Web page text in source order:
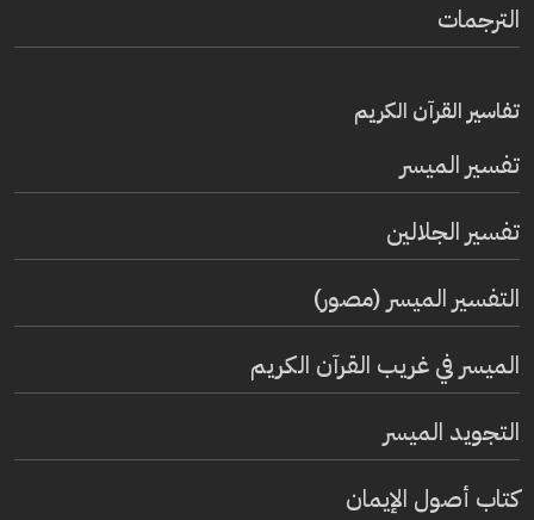
الترجمات
تفاسير القرآن الكريم
تفسير المیسر
تفسير الجلالين
التفسير الميسر (مصور)
الميسر في غريب القرآن الكريم
التجويد الميسر
كتاب أصول الإيمان